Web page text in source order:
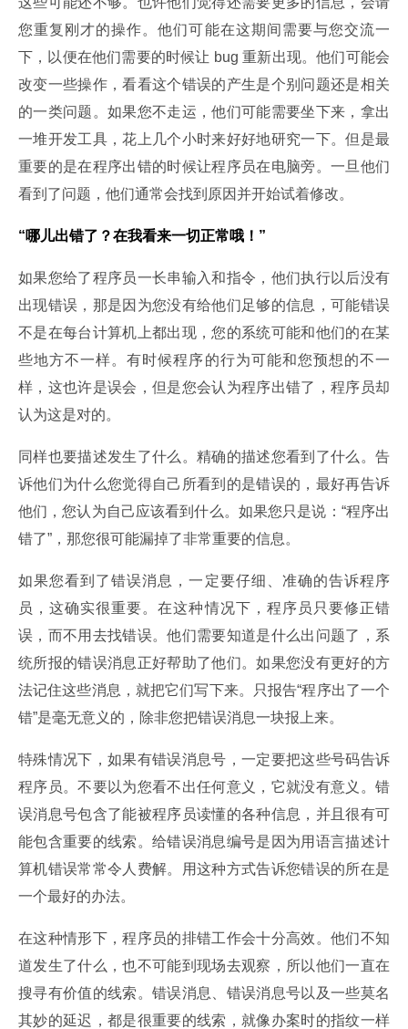
您重复刚才的操作。他们可能在这期间需要与您交流一
下，以便在他们需要的时候让 bug 重新出现。他们可能会
改变一些操作，看看这个错误的产生是个别问题还是相关
的一类问题。如果您不走运，他们可能需要坐下来，拿出
一堆开发工具，花上几个小时来好好地研究一下。但是最
重要的是在程序出错的时候让程序员在电脑旁。一旦他们
看到了问题，他们通常会找到原因并开始试着修改。
“哪儿出错了？在我看来一切正常哦！”
如果您给了程序员一长串输入和指令，他们执行以后没有
出现错误，那是因为您没有给他们足够的信息，可能错误
不是在每台计算机上都出现，您的系统可能和他们的在某
些地方不一样。有时候程序的行为可能和您预想的不一
样，这也许是误会，但是您会认为程序出错了，程序员却
认为这是对的。
同样也要描述发生了什么。精确的描述您看到了什么。告
诉他们为什么您觉得自己所看到的是错误的，最好再告诉
他们，您认为自己应该看到什么。如果您只是说：“程序出
错了”，那您很可能漏掉了非常重要的信息。
如果您看到了错误消息，一定要仔细、准确的告诉程序
员，这确实很重要。在这种情况下，程序员只要修正错
误，而不用去找错误。他们需要知道是什么出问题了，系
统所报的错误消息正好帮助了他们。如果您没有更好的方
法记住这些消息，就把它们写下来。只报告“程序出了一个
错”是毫无意义的，除非您把错误消息一块报上来。
特殊情况下，如果有错误消息号，一定要把这些号码告诉
程序员。不要以为您看不出任何意义，它就没有意义。错
误消息号包含了能被程序员读懂的各种信息，并且很有可
能包含重要的线索。给错误消息编号是因为用语言描述计
算机错误常常令人费解。用这种方式告诉您错误的所在是
一个最好的办法。
在这种情形下，程序员的排错工作会十分高效。他们不知
道发生了什么，也不可能到现场去观察，所以他们一直在
搜寻有价值的线索。错误消息、错误消息号以及一些莫名
其妙的延迟，都是很重要的线索，就像办案时的指纹一样